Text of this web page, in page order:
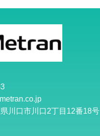
川口市川口2丁目12番18号